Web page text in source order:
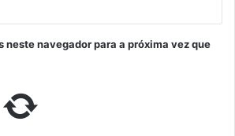
neste navegador para a próxima vez que